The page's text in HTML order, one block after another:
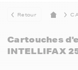
Retour
Cartouches
INTELLIFAX